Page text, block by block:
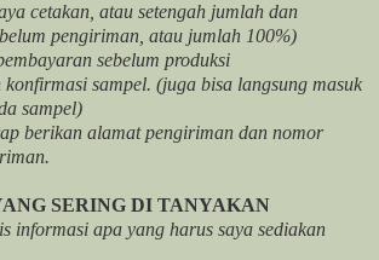
cetakan, atau setengah jumlah dan
pengiriman, atau jumlah 100%)
sebelum produksi
konfirmasi sampel. (juga bisa langsung masuk
sampel)
berikan alamat pengiriman dan nomor
SERING DI TANYAKAN
informasi apa yang harus saya sediakan